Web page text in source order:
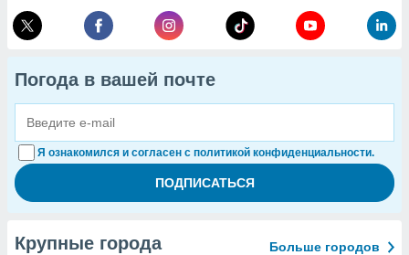
Погода в вашей почте
Я ознакомился и согласен с политикой конфиденциальности.
Крупные города Больше городов